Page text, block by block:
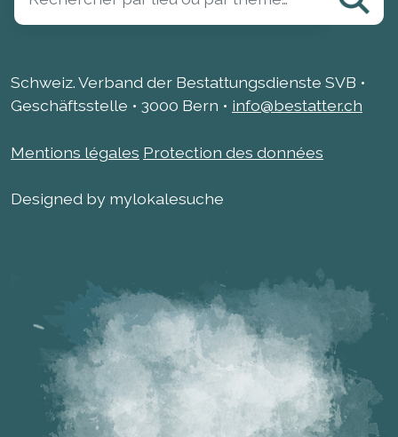
Schweiz. Verband der Bestattungsdienste SVB •
Geschäftsstelle • 3000 Bern • info@bestatter.ch
Mentions légales Protection des données
Designed by mylokalesuche